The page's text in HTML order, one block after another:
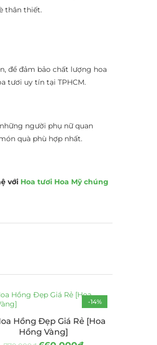
thân thiết.
để đảm bảo chất lượng hoa
tươi uy tín tại TPHCM.
người phụ nữ quan
quà phù hợp nhất.
với Hoa tươi Hoa Mỹ chúng
-14%
Hồng Đẹp Giá Rẻ [Hoa
Hồng Vàng]